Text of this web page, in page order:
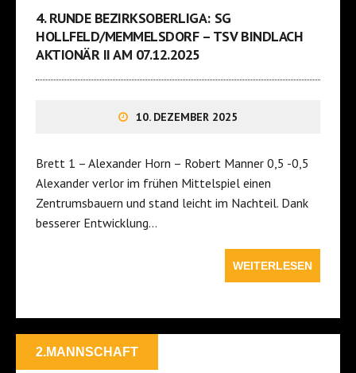
4. RUNDE BEZIRKSOBERLIGA: SG
HOLLFELD/MEMMELSDORF – TSV BINDLACH
AKTIONÄR II AM 07.12.2025
10. DEZEMBER 2025
Brett 1 – Alexander Horn – Robert Manner 0,5 -0,5
Alexander verlor im frühen Mittelspiel einen
Zentrumsbauern und stand leicht im Nachteil. Dank
besserer Entwicklung…
WEITERLESEN
2.MANNSCHAFT